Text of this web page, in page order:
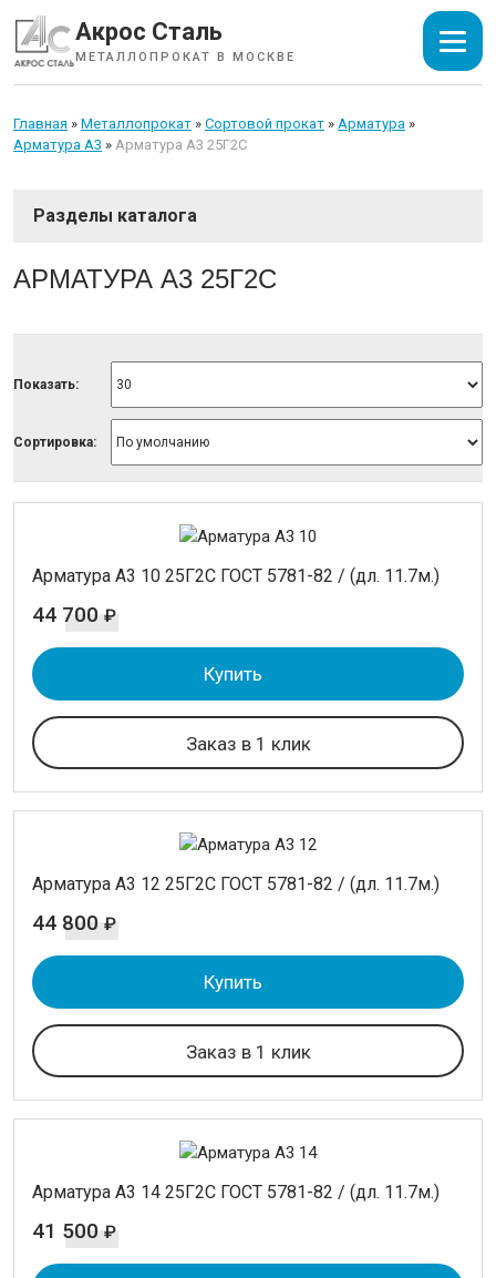
Акрос Сталь
МЕТАЛЛОПРОКАТ В МОСКВЕ
Главная » Металлопрокат » Сортовой прокат » Арматура »
Арматура А3 » Арматура А3 25Г2С
СОРТОВОЙ ПРОКАТ
Балка
Уголок
Круг
Шестигранник
ТРУБЫ
ИЗОЛЯЦИЯ СТАЛЬНЫХ ТРУБ
ЛИСТОВОЙ ПРОКАТ
ТРУБОПРОВОДНАЯ АРМАТУРА
СЕТКА
ПРОВОЛОКА
АКЦИИ
АРМАТУРА А3 25Г2С
Показать:
Сортировка:
Арматура А3 10 25Г2С ГОСТ 5781-82 / (дл. 11.7м.)
44 700 ₽
Купить
Заказ в 1 клик
Арматура А3 12 25Г2С ГОСТ 5781-82 / (дл. 11.7м.)
44 800 ₽
Купить
Заказ в 1 клик
Арматура А3 14 25Г2С ГОСТ 5781-82 / (дл. 11.7м.)
41 500 ₽